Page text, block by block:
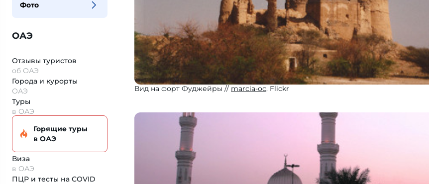
Фото
ОАЭ
Отзывы туристов
об ОАЭ
Города и курорты
ОАЭ
Туры
в ОАЭ
Горящие туры
в ОАЭ
Виза
в ОАЭ
ПЦР и тесты на COVID
Вид на форт Фуджейры marcia-oc, Flickr